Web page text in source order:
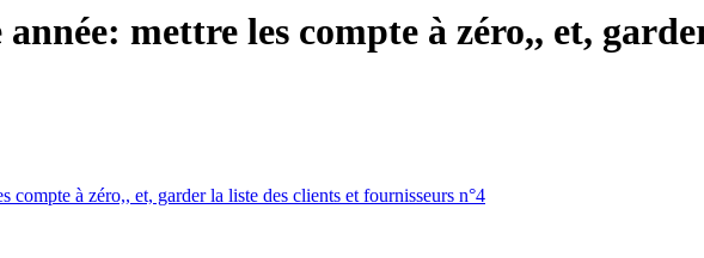
mettre les compte à zéro,, et,
à zéro,, et, garder la liste des clients et fournisseurs n°4